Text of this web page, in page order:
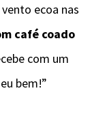
ecoa nas
café coado
com um
bem!”